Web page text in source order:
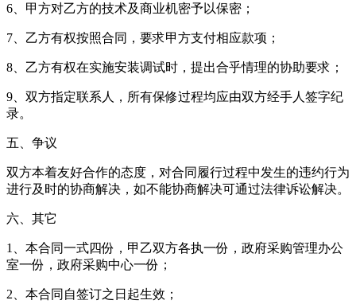
6、甲方对乙方的技术及商业机密予以保密；
7、乙方有权按照合同，要求甲方支付相应款项；
8、乙方有权在实施安装调试时，提出合乎情理的协助要求；
9、双方指定联系人，所有保修过程均应由双方经手人签字纪
录。
五、争议
双方本着友好合作的态度，对合同履行过程中发生的违约行为
进行及时的协商解决，如不能协商解决可通过法律诉讼解决。
六、其它
1、本合同一式四份，甲乙双方各执一份，政府采购管理办公
室一份，政府采购中心一份；
2、本合同自签订之日起生效；